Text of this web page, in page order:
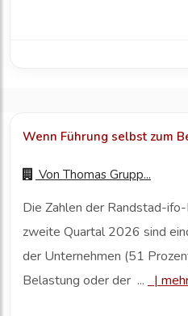
Wenn Führung selbst zum
Von Thomas Grupp...
Die Zahlen der Randstad-
zweite Quartal 2026 sind
der Unternehmen (51
Belastung oder der ...
|